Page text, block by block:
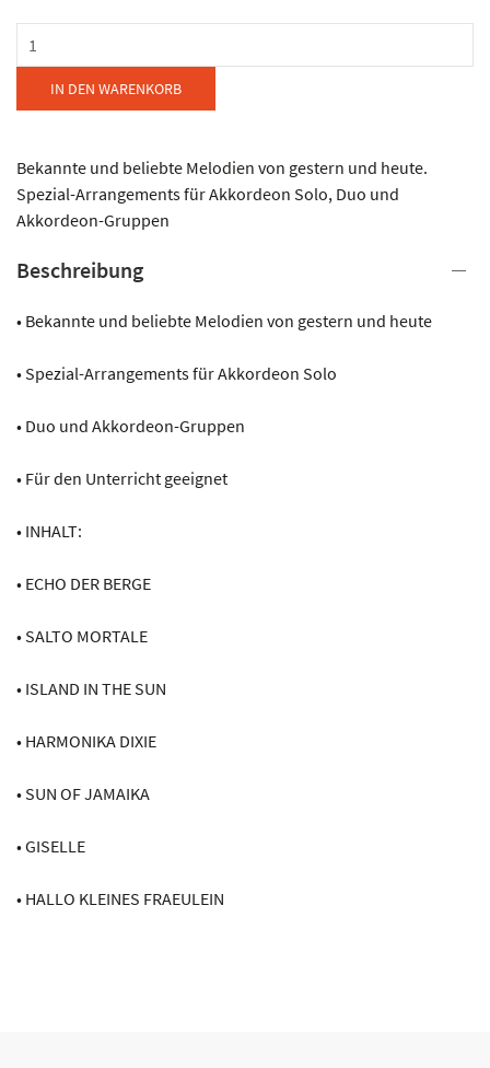
Verlag
Bunt
Band
18
Menge
IN DEN WARENKORB
Bekannte und beliebte Melodien von gestern und heute.
Spezial-Arrangements für Akkordeon Solo, Duo und
Akkordeon-Gruppen
Beschreibung
• Bekannte und beliebte Melodien von gestern und heute
• Spezial-Arrangements für Akkordeon Solo
• Duo und Akkordeon-Gruppen
• Für den Unterricht geeignet
• INHALT:
• ECHO DER BERGE
• SALTO MORTALE
• ISLAND IN THE SUN
• HARMONIKA DIXIE
• SUN OF JAMAIKA
• GISELLE
• HALLO KLEINES FRAEULEIN